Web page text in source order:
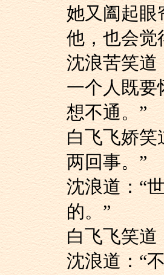
她又阖
他，也会觉
沈浪苦
一个人既要
想不通。”
白飞飞
两回事。”
沈浪道
的。”
白飞飞
沈浪道